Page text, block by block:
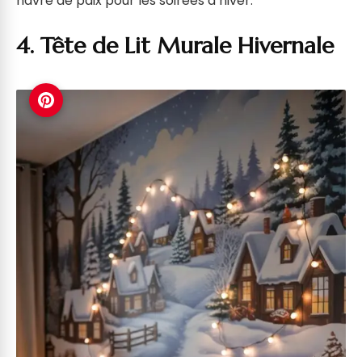
4. Tête de Lit Murale Hivernale